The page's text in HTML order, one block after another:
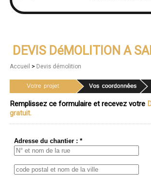
DEVIS DéMOLITION A
Accueil > Devis démolition
Remplissez ce formulaire et recevez votre
gratuit.
Adresse du chantier : *